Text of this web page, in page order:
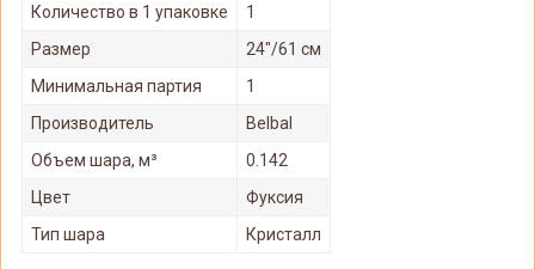
Количество в 1 упаковке
1
Размер
24"/61 см
Минимальная партия
1
Производитель
Belbal
Объем шара, м³
0.142
Цвет
Фуксия
Тип шара
Кристалл